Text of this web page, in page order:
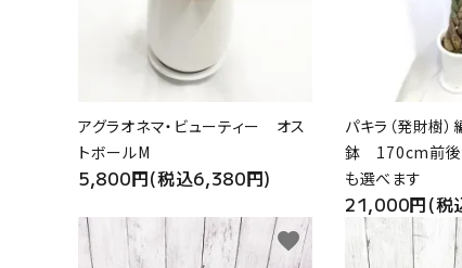
アグラオネマ・ビューティー オス
トボールM
5,800円(税込6,380円)
パキラ（発財樹
鉢 170cm前後
も選べます
21,000円(税
favorite